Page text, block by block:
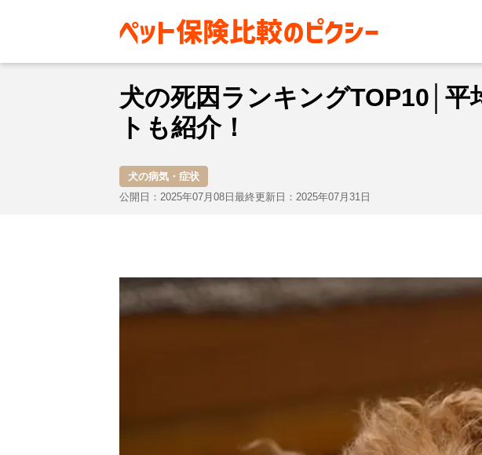
お役立ち情報 犬 犬の病気・症状 犬の死因ラン
犬の死因ランキングTOP10│
トも紹介！
犬の病気・症状
公開日：2025年07月08日 最終更新日：2025年07月31日